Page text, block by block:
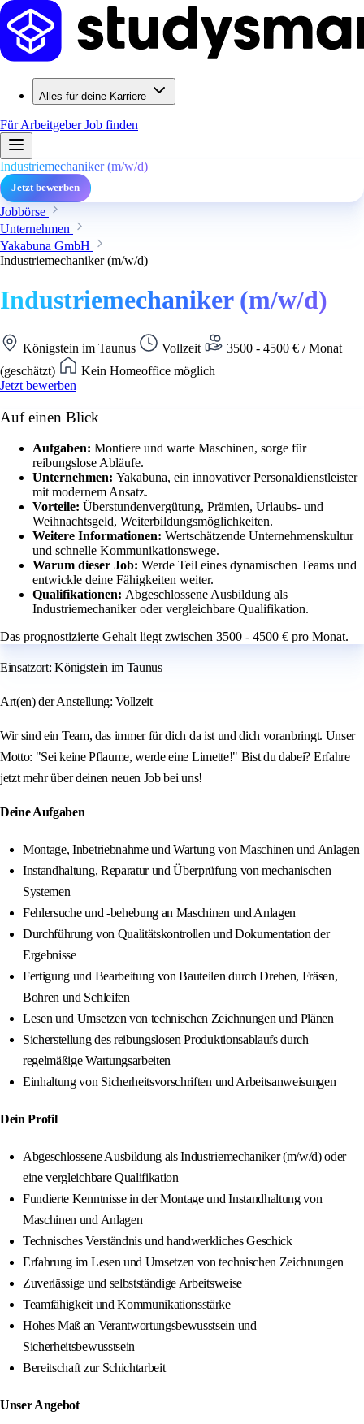
Alles für deine Karriere
Für ArbeitgeberJob finden
Industriemechaniker (m/w/d)
Jetzt bewerben
Jobbörse
Unternehmen
Yakabuna GmbH
Industriemechaniker (m/w/d)
Industriemechaniker (m/w/d)
Königstein im Taunus Vollzeit
3500 - 4500 € / Monat
(geschätzt)
Kein Homeoffice möglich
Jetzt bewerben
Auf einen Blick
Aufgaben: Montiere und warte Maschinen, sorge für
reibungslose Abläufe.
Unternehmen: Yakabuna, ein innovativer Personaldienstleister
mit modernem Ansatz.
Vorteile: Überstundenvergütung, Prämien, Urlaubs- und
Weihnachtsgeld, Weiterbildungsmöglichkeiten.
Weitere Informationen: Wertschätzende Unternehmenskultur
und schnelle Kommunikationswege.
Warum dieser Job: Werde Teil eines dynamischen Teams und
entwickle deine Fähigkeiten weiter.
Qualifikationen: Abgeschlossene Ausbildung als
Industriemechaniker oder vergleichbare Qualifikation.
Das prognostizierte Gehalt liegt zwischen 3500 - 4500 € pro Monat.
Einsatzort: Königstein im Taunus
Art(en) der Anstellung: Vollzeit
Wir sind ein Team, das immer für dich da ist und dich voranbringt. Unser
Motto: "Sei keine Pflaume, werde eine Limette!" Bist du dabei? Erfahre
jetzt mehr über deinen neuen Job bei uns!
Deine Aufgaben
Montage, Inbetriebnahme und Wartung von Maschinen und Anlagen
Instandhaltung, Reparatur und Überprüfung von mechanischen
Systemen
Fehlersuche und -behebung an Maschinen und Anlagen
Durchführung von Qualitätskontrollen und Dokumentation der
Ergebnisse
Fertigung und Bearbeitung von Bauteilen durch Drehen, Fräsen,
Bohren und Schleifen
Lesen und Umsetzen von technischen Zeichnungen und Plänen
Sicherstellung des reibungslosen Produktionsablaufs durch
regelmäßige Wartungsarbeiten
Einhaltung von Sicherheitsvorschriften und Arbeitsanweisungen
Dein Profil
Abgeschlossene Ausbildung als Industriemechaniker (m/w/d) oder
eine vergleichbare Qualifikation
Fundierte Kenntnisse in der Montage und Instandhaltung von
Maschinen und Anlagen
Technisches Verständnis und handwerkliches Geschick
Erfahrung im Lesen und Umsetzen von technischen Zeichnungen
Zuverlässige und selbstständige Arbeitsweise
Teamfähigkeit und Kommunikationsstärke
Hohes Maß an Verantwortungsbewusstsein und
Sicherheitsbewusstsein
Bereitschaft zur Schichtarbeit
Unser Angebot